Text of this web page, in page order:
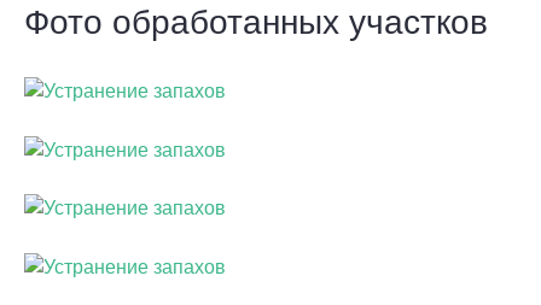
Фото обработанных участков